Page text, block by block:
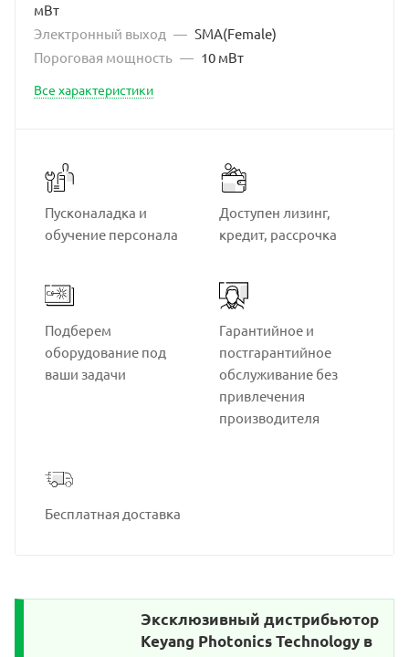
мВт
Электронный выход — SMA(Female)
Пороговая мощность — 10 мВт
Все характеристики
Пусконаладка и
обучение персонала
Доступен лизинг,
кредит, рассрочка
Подберем
оборудование под
ваши задачи
Гарантийное и
постгарантийное
обслуживание без
привлечения
производителя
Бесплатная доставка
Эксклюзивный дистрибьютор
Keyang Photonics Technology в